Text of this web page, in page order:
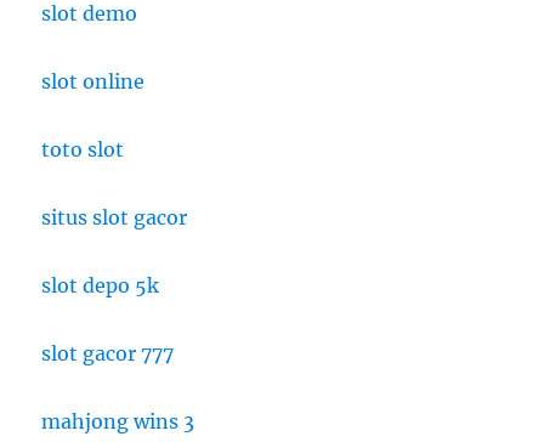
slot demo
slot online
toto slot
situs slot gacor
slot depo 5k
slot gacor 777
mahjong wins 3